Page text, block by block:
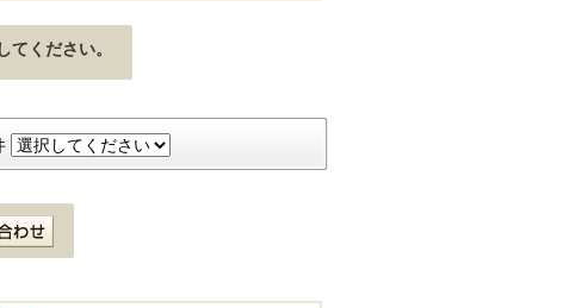
ください。